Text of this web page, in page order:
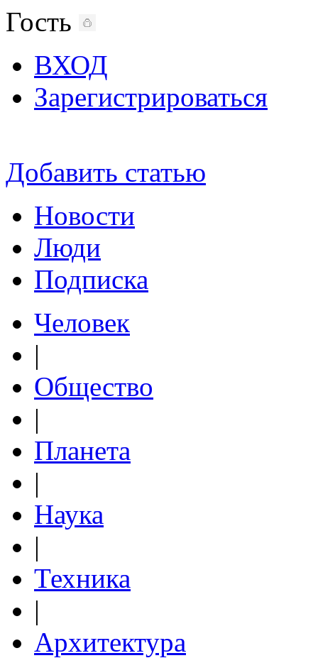
Гость
ВХОД
Зарегистрироваться
Добавить статью
Новости
Люди
Подписка
Человек
|
Общество
|
Планета
|
Наука
|
Техника
|
Архитектура